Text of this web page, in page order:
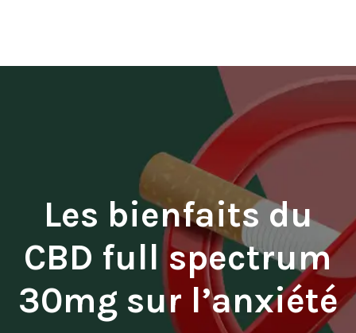
Les bienfaits du
CBD full spectrum
30mg sur l’anxiété